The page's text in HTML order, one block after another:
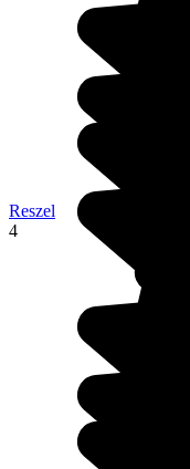
Reszel
4